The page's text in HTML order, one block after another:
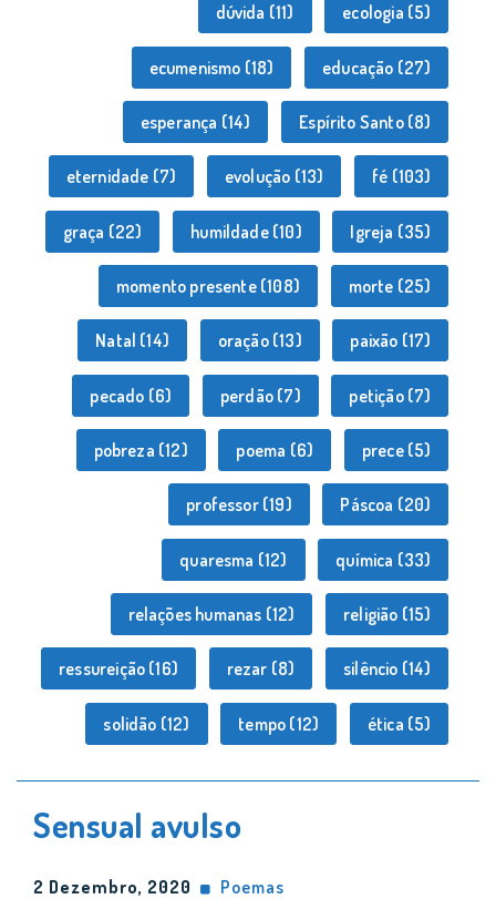
dúvida (11) ecologia (5)
ecumenismo (18) educação (27)
esperança (14) Espírito Santo(8)
eternidade (7) evolução (13) fé (103)
graça (22) humildade(10) Igreja (35)
momento presente(108) morte (25)
Natal (14) oração(13) paixão (17)
pecado (6) perdão(7) petição(7)
pobreza (12) poema (6) prece(5)
professor(19) Páscoa (20)
quaresma (12) química (33)
relações humanas (12) religião (15)
ressureição (16) rezar (8) silêncio (14)
solidão (12) tempo (12) ética (5)
Sensual avulso
2 Dezembro, 2020 Poemas